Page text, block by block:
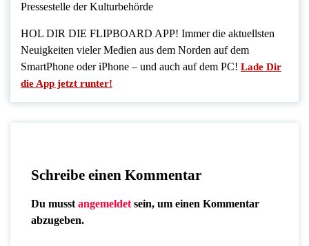
Pressestelle der Kulturbehörde
HOL DIR DIE FLIPBOARD APP! Immer die aktuellsten
Neuigkeiten vieler Medien aus dem Norden auf dem
SmartPhone oder iPhone – und auch auf dem PC! Lade Dir
die App jetzt runter!
Schreibe einen Kommentar
Du musst angemeldet sein, um einen Kommentar
abzugeben.